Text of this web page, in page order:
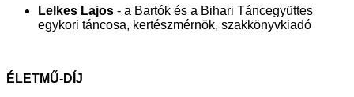
Lelkes Lajos - a Bartók és a Bihari Táncegyüttes
egykori táncosa, kertészmérnök, szakkönyvkiadó
ÉLETMŰ-DÍJ